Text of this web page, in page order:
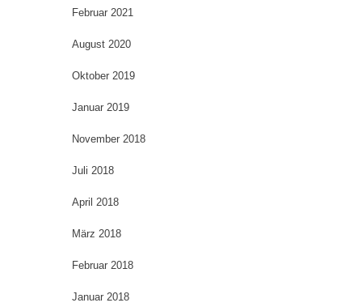
Februar 2021
August 2020
Oktober 2019
Januar 2019
November 2018
Juli 2018
April 2018
März 2018
Februar 2018
Januar 2018